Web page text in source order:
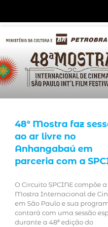
48ª Mostra faz
ao ar livre no
Anhangabaú em
parceria com a
O Circuito SPCINE compõe a
Mostra Internacional de
em São Paulo e sua
contará com uma sessão
durante a 48ª edição do